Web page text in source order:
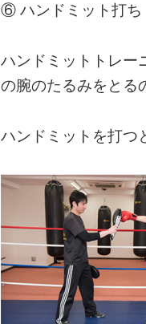
⑥ ハンドミット打ち
ハンドミットトレー
の腕のたるみをとる
ハンドミットを打つ